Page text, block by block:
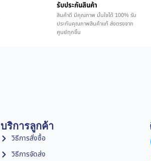
รับประกันสินค้า
สินค้าดี มีคุณภาพ มั่นใจได้ 100% รับ
ประกันคุณภาพสินค้าแท้ ส่งตรงจาก
ศูนย์ทุกชิ้น
บริการลูกค้า
วิธีการสั่งซื้อ
วิธีการจัดส่ง